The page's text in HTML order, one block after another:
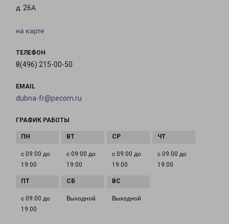
д. 26А
на карте
ТЕЛЕФОН
8(496) 215-00-50
EMAIL
dubna-fr@pecom.ru
ГРАФИК РАБОТЫ
с 09:00 до
19:00
с 09:00 до
19:00
с 09:00 до
19:00
с 09:00 до
19:00
с 09:00 до
19:00
Выходной Выходной